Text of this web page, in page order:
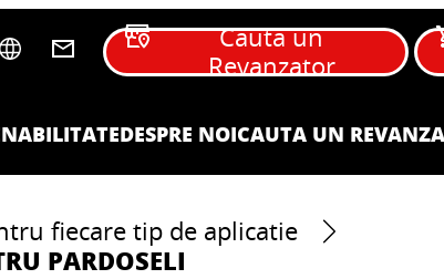
Cauta un
Revanzator
DESPRE NOICAUTA UN
fiecare tip de aplicatie
PARDOSELI